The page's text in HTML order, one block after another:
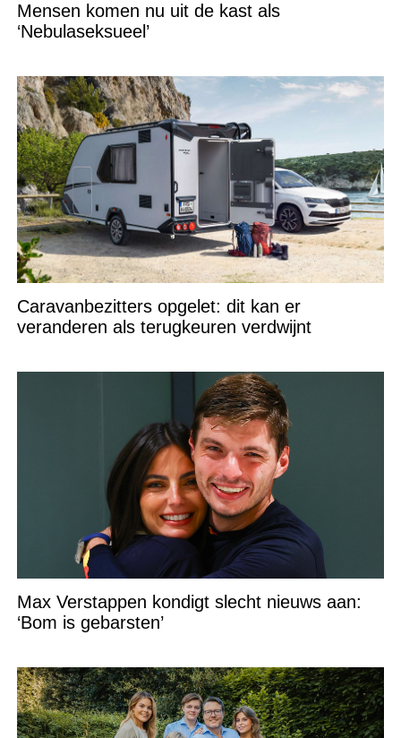
Mensen komen nu uit de kast als
‘Nebulaseksueel’
Caravanbezitters opgelet: dit kan er
veranderen als terugkeuren verdwijnt
Max Verstappen kondigt slecht nieuws aan:
‘Bom is gebarsten’